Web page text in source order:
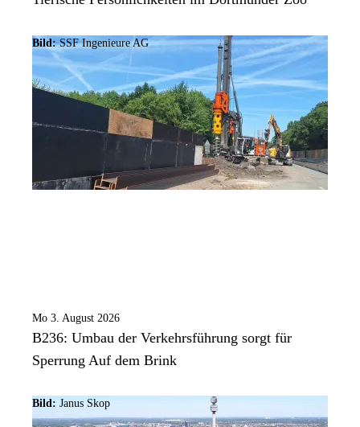
Bild: SSF Ingenieure AG
Mo 3. August 2026
B236: Umbau der Verkehrsführung sorgt für
Sperrung Auf dem Brink
Bild: Janus Skop